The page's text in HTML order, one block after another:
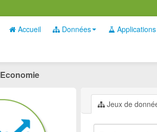
Accueil Données Applications
Economie
Jeux de